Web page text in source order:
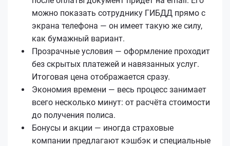
можно показать сотруднику ГИБДД прямо с
экрана телефона — он имеет такую же силу,
как бумажный вариант.
Прозрачные условия — оформление проходит
без скрытых платежей и навязанных услуг.
Итоговая цена отображается сразу.
Экономия времени — весь процесс занимает
всего несколько минут: от расчёта стоимости
до получения полиса.
Бонусы и акции — иногда страховые
компании предлагают кэшбэк и специальные